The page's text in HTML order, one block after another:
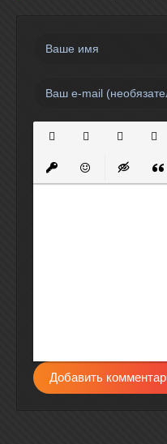
ВставитьВставитьВставка
Добавить